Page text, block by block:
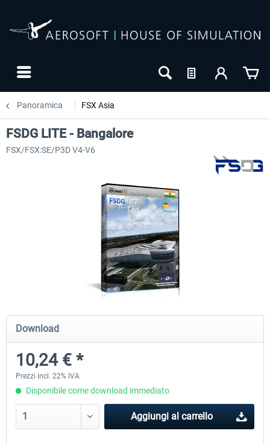
Panoramica FSX Asia
Baku X
24,78 € *
Lukla - Mount Everest Extreme
FSDG LITE - Bangalore
FSX/FSX:SE/P3D V4-V6
Download
10,24 € *
Prezzi incl. 22% IVA
Disponibile come download immediato
Aggiungi al carrello